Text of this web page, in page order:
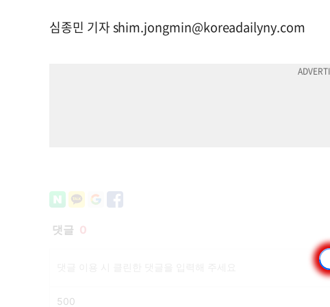
심종민 기자shim.jongmin@koreadailyny.com